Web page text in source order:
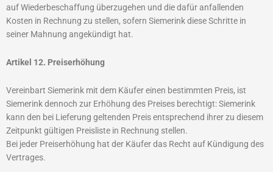
auf Wiederbeschaffung überzugehen und die dafür anfallenden
Kosten in Rechnung zu stellen, sofern Siemerink diese Schritte in
seiner Mahnung angekündigt hat.
Artikel 12. Preiserhöhung
Vereinbart Siemerink mit dem Käufer einen bestimmten Preis, ist
Siemerink dennoch zur Erhöhung des Preises berechtigt: Siemerink
kann den bei Lieferung geltenden Preis entsprechend ihrer zu diesem
Zeitpunkt gültigen Preisliste in Rechnung stellen.
Bei jeder Preiserhöhung hat der Käufer das Recht auf Kündigung des
Vertrages.